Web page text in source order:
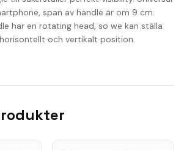
span av handle är om 9 cm.
har en rotating head, so we kan ställa
och vertikalt position.